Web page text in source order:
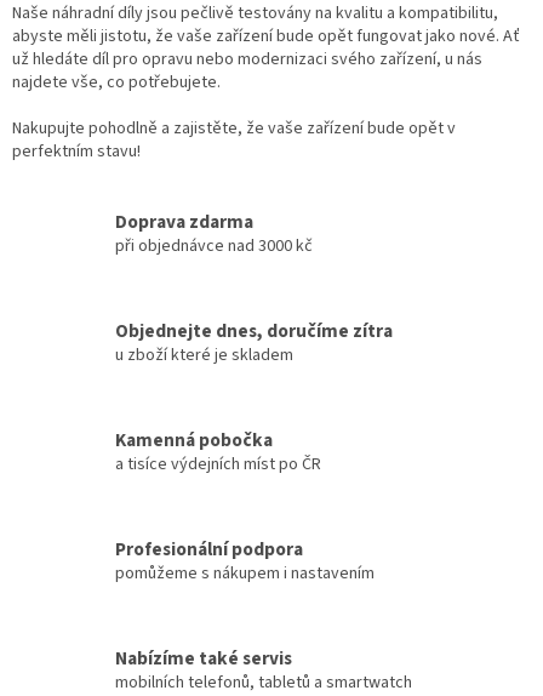
Naše náhradní díly jsou pečlivě testovány na kvalitu a kompatibilitu,
abyste měli jistotu, že vaše zařízení bude opět fungovat jako nové. Ať
už hledáte díl pro opravu nebo modernizaci svého zařízení, u nás
najdete vše, co potřebujete.
Nakupujte pohodlně a zajistěte, že vaše zařízení bude opět v
perfektním stavu!
Doprava zdarma
při objednávce nad 3000 kč
Objednejte dnes, doručíme zítra
u zboží které je skladem
Kamenná pobočka
a tisíce výdejních míst po ČR
Profesionální podpora
pomůžeme s nákupem i nastavením
Nabízíme také servis
mobilních telefonů, tabletů a smartwatch